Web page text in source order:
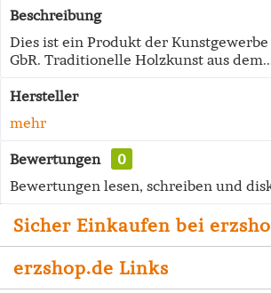
Beschreibung
Dies ist ein Produkt der Kunstgewerbe
GbR. Traditionelle Holzkunst aus
Hersteller
mehr
Bewertungen
0
Bewertungen lesen, schreiben und
Sicher Einkaufen bei
erzshop.de Links